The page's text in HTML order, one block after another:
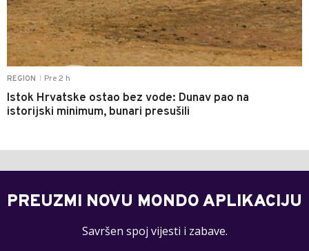
REGION Pre 2 h
Istok Hrvatske ostao bez vode: Dunav pao na
istorijski minimum, bunari presušili
PREUZMI NOVU MONDO APLIKACIJU
Savršen spoj vijesti i zabave.